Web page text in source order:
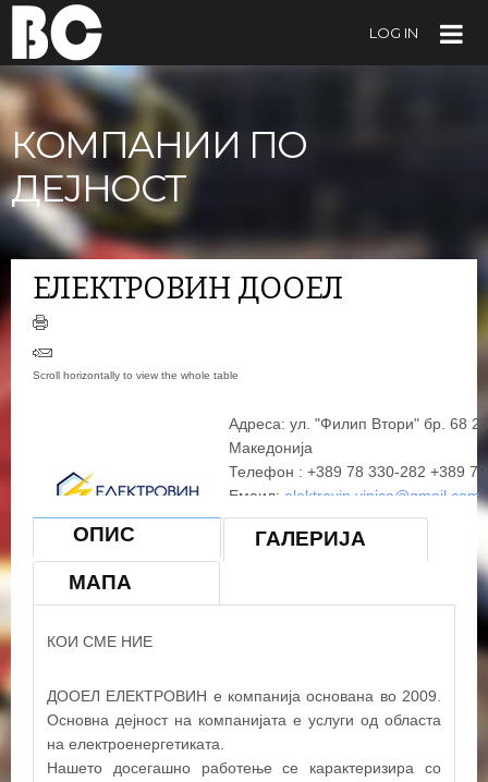
LOG IN
КОМПАНИИ ПО
ДЕЈНОСТ
ЕЛЕКТРОВИН ДООЕЛ
Адреса: ул. "Филип Втори" бр. 68
Македонија
Телефон : +389 78 330-282 +389
Емаил: elektrovin.vinica@gmail.com
Веб страница:www.elektrovin.mk
Работно време: Пон-Пет-08-1k
ОПИС
ГАЛЕРИЈА
МАПА
КОИ СМЕ НИЕ
ДООЕЛ ЕЛЕКТРОВИН е компанија основана во 2009.
Основна дејност на компанијата е услуги од областа
на електроенергетиката.
Нашето досегашно работење се карактеризира со